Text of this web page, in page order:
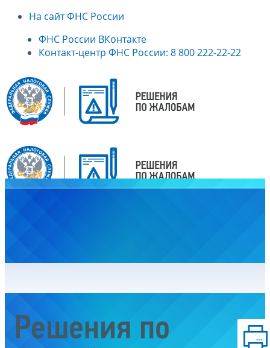
На сайт ФНС России
ФНС России ВКонтакте
Контакт-центр ФНС России: 8 800 222-22-22
Решения по